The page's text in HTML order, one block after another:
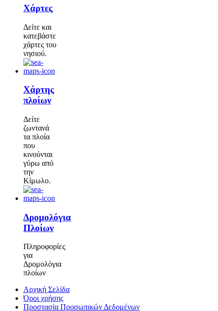
Χάρτες
Δείτε και
κατεβάστε
χάρτες του
νησιού.
Χάρτης
πλοίων
Δείτε
ζωντανά
τα πλοία
που
κινούνται
γύρω από
την
Κίμωλο.
Δρομολόγια
Πλοίων
Πληροφορίες
για
Δρομολόγια
πλοίων
Αρχική Σελίδα
Όροι χρήσης
Προστασία Προσωπικών Δεδομένων